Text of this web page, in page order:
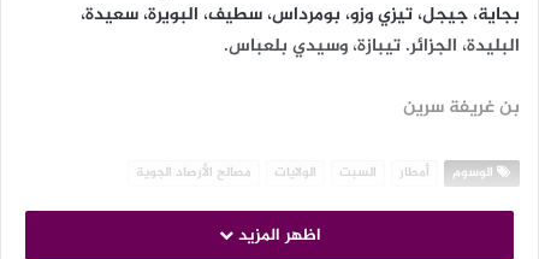
بجاية، جيجل، تيزي وزو، بومرداس، سطيف، البويرة، سعيدة،
البليدة، الجزائر. تيبازة، وسيدي بلعباس.
بن غريفة سرين
الوسوم أمطار السبت الولايات مصالح الأرصاد الجوية
اظهر المزيد